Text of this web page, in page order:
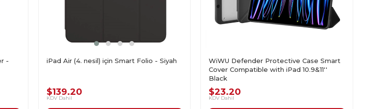
-
iPad Air (4. nesil) için Smart Folio - Siyah
$139.20
KDV Dahil
WiWU Defender Protective Case Smart
Cover Compatible with iPad 10.9&11''
Black
$23.20
KDV Dahil